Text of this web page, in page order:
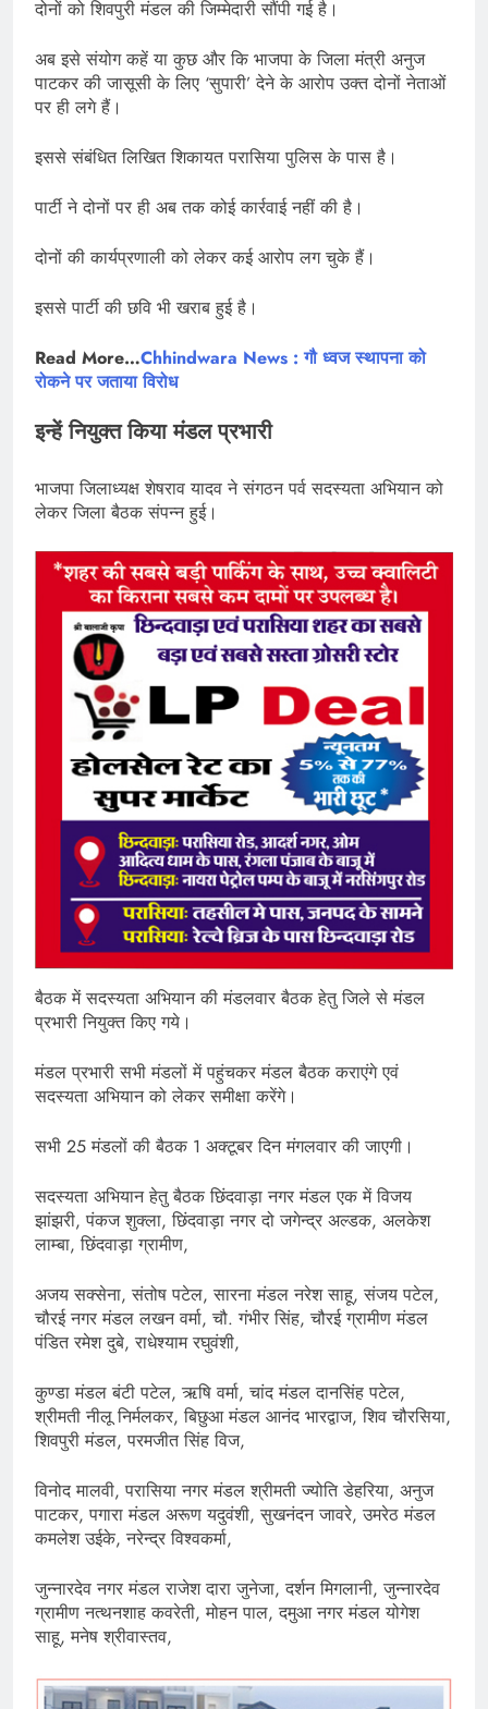
दोनों को शिवपुरी मंडल की जिम्मेदारी सौंपी गई है।
अब इसे संयोग कहें या कुछ और कि भाजपा के जिला मंत्री अनुज
पाटकर की जासूसी के लिए ‘सुपारी’ देने के आरोप उक्त दोनों नेताओं
पर ही लगे हैं।
इससे संबंधित लिखित शिकायत परासिया पुलिस के पास है।
पार्टी ने दोनों पर ही अब तक कोई कार्रवाई नहीं की है।
दोनों की कार्यप्रणाली को लेकर कई आरोप लग चुके हैं।
इससे पार्टी की छवि भी खराब हुई है।
Read More…Chhindwara News : गौ ध्वज स्थापना को
रोकने पर जताया विरोध
इन्हें नियुक्त किया मंडल प्रभारी
भाजपा जिलाध्यक्ष शेषराव यादव ने संगठन पर्व सदस्यता अभियान को
लेकर जिला बैठक संपन्न हुई।
बैठक में सदस्यता अभियान की मंडलवार बैठक हेतु जिले से मंडल
प्रभारी नियुक्त किए गये।
मंडल प्रभारी सभी मंडलों में पहुंचकर मंडल बैठक कराएंगे एवं
सदस्यता अभियान को लेकर समीक्षा करेंगे।
सभी 25 मंडलों की बैठक 1 अक्टूबर दिन मंगलवार की जाएगी।
सदस्यता अभियान हेतु बैठक छिंदवाड़ा नगर मंडल एक में विजय
झांझरी, पंकज शुक्ला, छिंदवाड़ा नगर दो जगेन्द्र अल्डक, अलकेश
लाम्बा, छिंदवाड़ा ग्रामीण,
अजय सक्सेना, संतोष पटेल, सारना मंडल नरेश साहू, संजय पटेल,
चौरई नगर मंडल लखन वर्मा, चौ. गंभीर सिंह, चौरई ग्रामीण मंडल
पंडित रमेश दुबे, राधेश्याम रघुवंशी,
कुण्डा मंडल बंटी पटेल, ऋषि वर्मा, चांद मंडल दानसिंह पटेल,
श्रीमती नीलू निर्मलकर, बिछुआ मंडल आनंद भारद्वाज, शिव चौरसिया,
शिवपुरी मंडल, परमजीत सिंह विज,
विनोद मालवी, परासिया नगर मंडल श्रीमती ज्योति डेहरिया, अनुज
पाटकर, पगारा मंडल अरूण यदुवंशी, सुखनंदन जावरे, उमरेठ मंडल
कमलेश उईके, नरेन्द्र विश्वकर्मा,
जुन्नारदेव नगर मंडल राजेश दारा जुनेजा, दर्शन मिगलानी, जुन्नारदेव
ग्रामीण नत्थनशाह कवरेती, मोहन पाल, दमुआ नगर मंडल योगेश
साहू, मनेष श्रीवास्तव,